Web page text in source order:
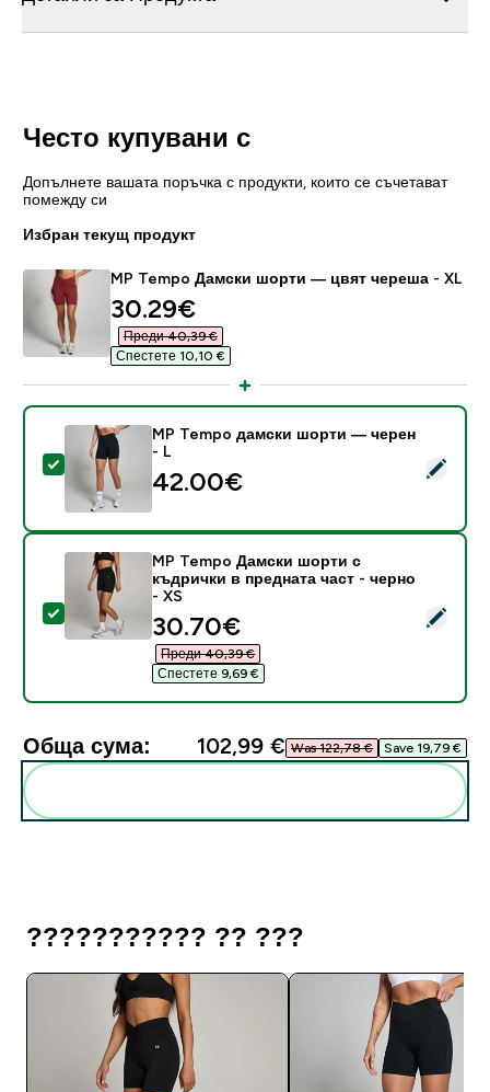
Често купувани с
Допълнете вашата поръчка с продукти, които се съчетават
помежду си
Избран текущ продукт
MP Tempo Дамски шорти — цвят череша - XL
discounted price
30.29€‎
Преди 40,39 €‎
Спестете 10,10 €‎
Select this product - MP Tempo дамски шорти —
MP Tempo дамски шорти — черен
- L
42.00€‎
Select this product - MP Tempo Дамски шорти с
MP Tempo Дамски шорти с
къдрички в предната част - черно
- XS
discounted price
30.70€‎
Преди 40,39 €‎
Спестете 9,69 €‎
Обща сума: 102,99 €‎ Was 122,78 €‎ Save 19,79 €‎
??????????? ?? ???